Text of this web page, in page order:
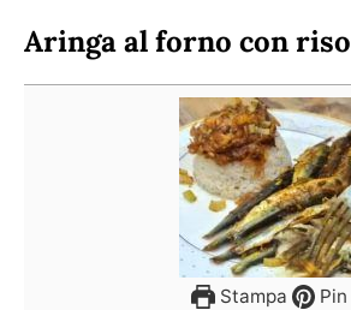
Aringa al forno con riso
Stampa Pin